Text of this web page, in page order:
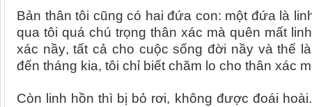
Bản thân tôi cũng có hai đứa con: một đứa là
qua tôi quá chú trọng thân xác mà quên mất
xác nầy, tất cả cho cuộc sống đời nầy và thế
đến tháng kia, tôi chỉ biết chăm lo cho thân xác
Còn linh hồn thì bị bỏ rơi, không được đoái